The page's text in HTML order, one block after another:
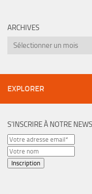
ARCHIVES
Archives
EXPLORER
S'INSCRIRE À NOTRE